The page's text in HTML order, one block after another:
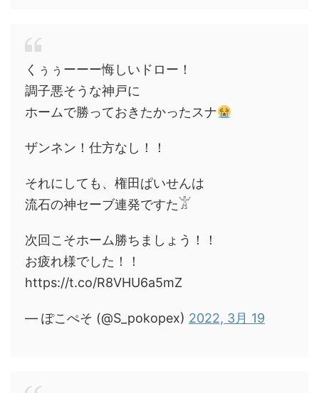
くぅぅーーー悔しいドロー！
調子悪そうな神戸に
ホームで勝っておきたかったスナ
ザンネン！仕方なし！！
それにしても、権田ぱいせんは
流石の神セーブ連発ですた𓀠
次回こそホーム勝ちましょう！！
お疲れ様でした！！
https://t.co/R8VHU6a5mZ
— ぽこぺそ (@S_pokopex) 2022, 3月 19